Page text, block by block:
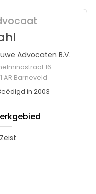
Advocaten B.V.
16
AR Barneveld
in 2003
Zeist